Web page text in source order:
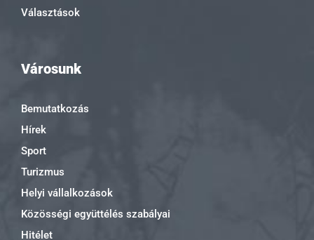
Választások
Városunk
Bemutatkozás
Hírek
Sport
Turizmus
Helyi vállalkozások
Közösségi együttélés szabályai
Hitélet